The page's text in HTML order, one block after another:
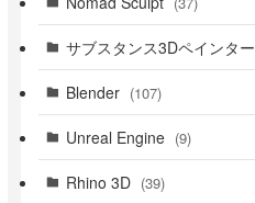
(9)
(6)
(4)
サブスタンス3Dペインター
Blender (107)
(18)
Unreal Engine (9)
Rhino 3D (39)